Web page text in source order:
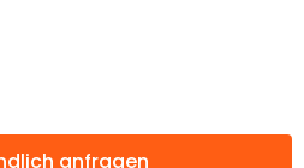
anfragen